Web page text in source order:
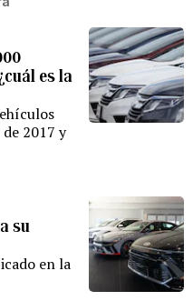
es la
2017 y
su
en la